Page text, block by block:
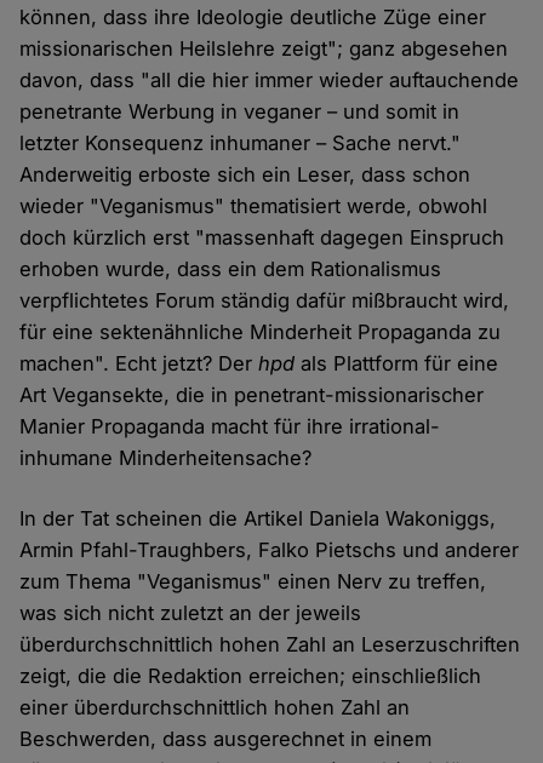
können, dass ihre Ideologie deutliche Züge einer
missionarischen Heilslehre zeigt"; ganz abgesehen
davon, dass "all die hier immer wieder auftauchende
penetrante Werbung in veganer – und somit in
letzter Konsequenz inhumaner – Sache nervt."
Anderweitig erboste sich ein Leser, dass schon
wieder "Veganismus" thematisiert werde, obwohl
doch kürzlich erst "massenhaft dagegen Einspruch
erhoben wurde, dass ein dem Rationalismus
verpflichtetes Forum ständig dafür mißbraucht wird,
für eine sektenähnliche Minderheit Propaganda zu
machen". Echt jetzt? Derhpd als Plattform für eine
Art Vegansekte, die in penetrant-missionarischer
Manier Propaganda macht für ihre irrational-
inhumane Minderheitensache?
In der Tat scheinen die Artikel Daniela Wakoniggs,
Armin Pfahl-Traughbers, Falko Pietschs und anderer
zum Thema "Veganismus" einen Nerv zu treffen,
was sich nicht zuletzt an der jeweils
überdurchschnittlich hohen Zahl an Leserzuschriften
zeigt, die die Redaktion erreichen; einschließlich
einer überdurchschnittlich hohen Zahl an
Beschwerden, dass ausgerechnet in einem